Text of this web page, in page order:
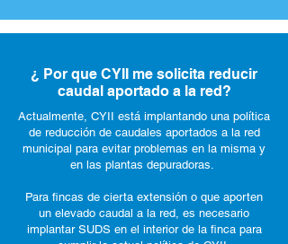
¿ Por que CYII me solicita reducir
caudal aportado a la red?
Actualmente, CYII está implantando una política
de reducción de caudales aportados a la red
municipal para evitar problemas en la misma y
en las plantas depuradoras.
Para fincas de cierta extensión o que aporten
un elevado caudal a la red, es necesario
implantar SUDS en el interior de la finca para